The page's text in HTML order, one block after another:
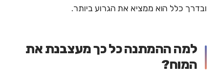
ובדרך כלל הוא ממציא את הגרוע ביותר.
למה ההמתנה כל כך מעצבנת את
המוח?